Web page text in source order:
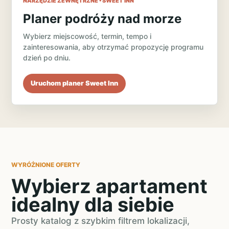
Planer podróży nad morze
Wybierz miejscowość, termin, tempo i
zainteresowania, aby otrzymać propozycję programu
dzień po dniu.
Uruchom planer Sweet Inn
WYRÓŻNIONE OFERTY
Wybierz apartament
idealny dla siebie
Prosty katalog z szybkim filtrem lokalizacji,